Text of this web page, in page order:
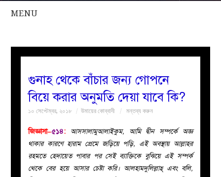
MENU
সকল
বয়ান
নারীদের
গুনাহ থেকে বাঁচার জন্য গোপনে
বিয়ে করার অনুমতি দেয়া যাবে কি?
১০ সেপ্টেম্বর, ২০১৮ উমায়ের কোব্বাদী মন্তব্য করুন
জিজ্ঞাসা–৫১৪: আসসালামুআলাইকুম, আমি দ্বীন সম্পর্কে অজ্ঞ
থাকার কারণে হারাম প্রেমে জড়িয়ে পড়ি, এই অবস্থায় আল্লাহর
রহমতে হেদায়েত পাবার পর সেই ব্যাক্তিকে বুঝিয়ে এই সম্পর্ক
থেকে বের হয়ে আসার চেষ্টা করি। আলহামদুলিল্লাহ্ এবং বলি,